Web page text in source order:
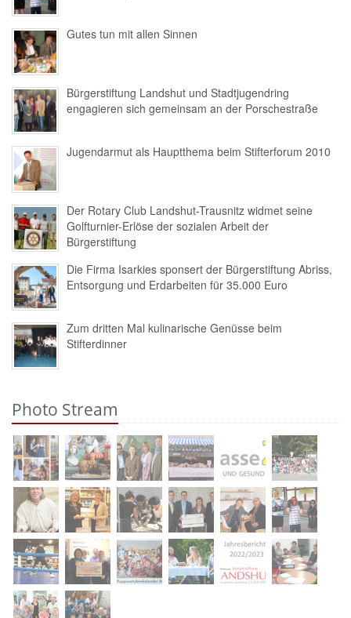
Gutes tun mit allen Sinnen
Bürgerstiftung Landshut und Stadtjugendring
engagieren sich gemeinsam an der Porschestraße
Jugendarmut als Hauptthema beim Stifterforum 2010
Der Rotary Club Landshut-Trausnitz widmet seine
Golfturnier-Erlöse der sozialen Arbeit der
Bürgerstiftung
Die Firma Isarkies sponsert der Bürgerstiftung Abriss,
Entsorgung und Erdarbeiten für 35.000 Euro
Zum dritten Mal kulinarische Genüsse beim
Stifterdinner
Photo Stream